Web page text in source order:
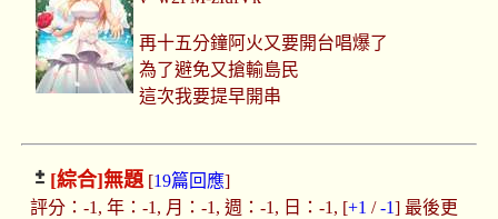
再十五分鐘阿火又要開台唱爆了
為了避免又搶輸島民
這次我要提早開串
[綜合]無題[19篇回應]
評分：-1, 年：-1, 月：-1, 週：-1, 日：-1, [+1 /-1] 最後更